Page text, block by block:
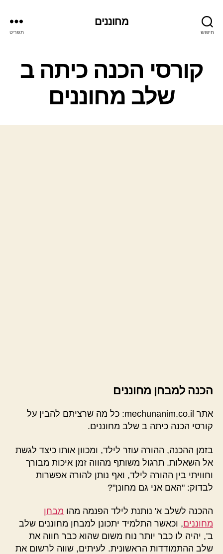
חיפוש
מחוננים
תפריט
קטגוריות
קורסי הכנה כיתה ב
שלב מחוננים
הכנה למבחן מחוננים
אתר mechunanim.co.il: כל מה שרציתם להבין על
קורסי הכנה כיתה ב שלב מחוננים.
בזמן ההכנה, ההורה עוזר לילד, ומכוון אותו כיצד לגשת
אל השאלות. תרגול משותף מהווה זמן איכות מבורך
וחוויתי בין ההורה לילד, ואף נותן להורה אפשרות
לבדוק: "האם אני גם מחונן"?
ההכנה לשלב א' נותנת לילד הפנמה מהו מבחן
מחוננים, וכאשר התלמיד יתכונן למבחן מחוננים שלב
ב', יהיה לו כבר יותר נוח משום שהוא כבר חווה את
שלב ההתמודדות הראשונית. לעיתים, שווה לרשום את